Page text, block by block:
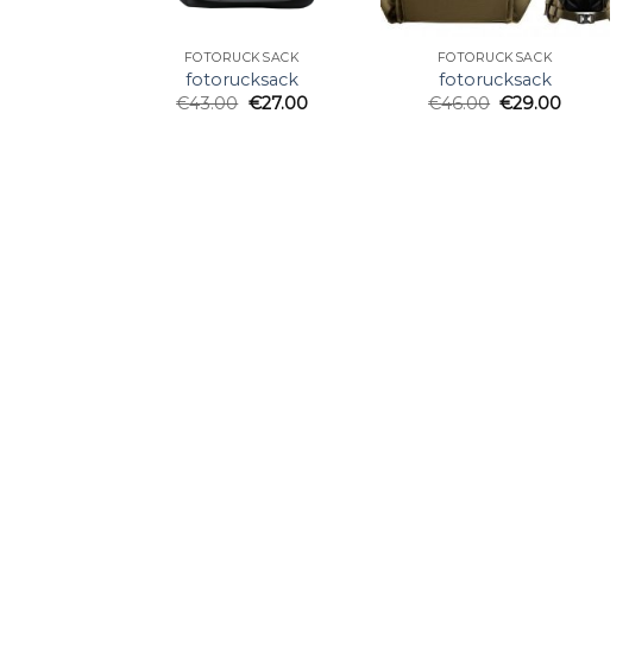
FOTORUCKSACK
fotorucksack
€43.00 €27.00
FOTORUCKSACK
fotorucksack
€46.00 €29.00